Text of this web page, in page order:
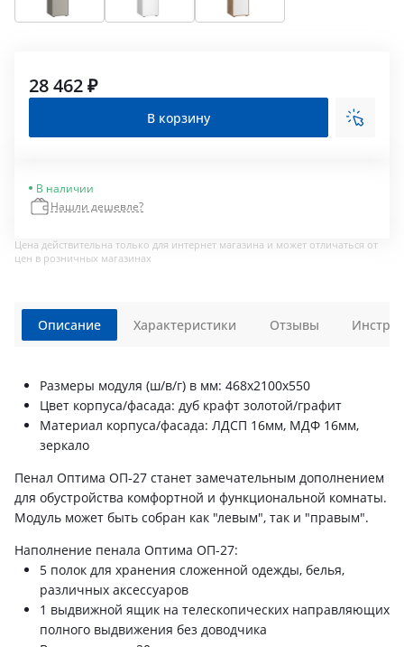
28 462 ₽
В корзину
В наличии
Нашли дешевле?
Цена действительна только для интернет магазина и может отличаться от
цен в розничных магазинах
Описание
Размеры модуля (ш/в/г) в мм: 468х2100х550
Цвет корпуса/фасада: дуб крафт золотой/графит
Материал корпуса/фасада: ЛДСП 16мм, МДФ 16мм,
зеркало
Пенал Оптима ОП-27 станет замечательным дополнением
для обустройства комфортной и функциональной комнаты.
Модуль может быть собран как "левым", так и "правым".
Наполнение пенала Оптима ОП-27:
5 полок для хранения сложенной одежды, белья,
различных аксессуаров
1 выдвижной ящик на телескопических направляющих
полного выдвижения без доводчика
Характеристики Отзывы